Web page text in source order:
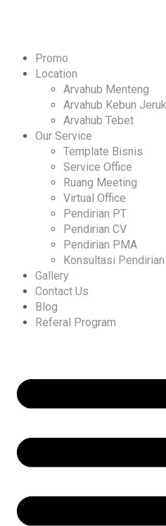
Promo
Location
Arvahub Menteng
Arvahub Kebun Jeruk
Arvahub Tebet
Our Service
Template Bisnis
Service Office
Ruang Meeting
Virtual Office
Pendirian PT
Pendirian CV
Pendirian PMA
Konsultasi
Gallery
Contact Us
Blog
Referal Program